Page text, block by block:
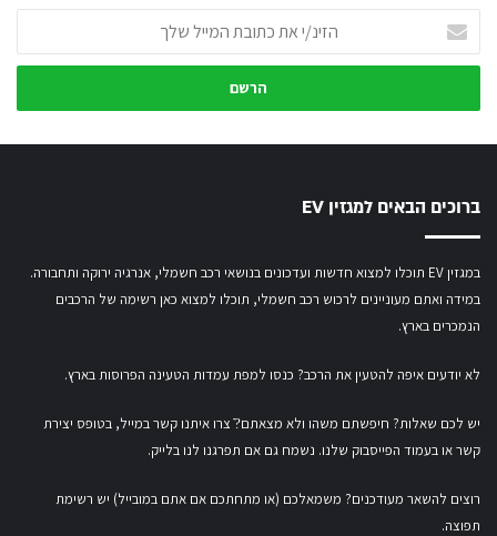
את
כתובת
שלך
ברוכים הבאים למגזין EV
במגזין EV תוכלו למצוא חדשות ועדכונים בנושאי רכב חשמלי, אנרגיה ירוקה ותחבורה.
במידה ואתם מעוניינים לרכוש רכב חשמלי, תוכלו למצוא כאן רשימה של הרכבים
הנמכרים בארץ.
לא יודעים איפה להטעין את הרכב? כנסו למפת עמדות הטעינה הפרוסות בארץ.
יש לכם שאלות? חיפשתם משהו ולא מצאתם?ֿ צרו איתנו קשר במייל, בטופס יצירת
קשראובעמוד הפייסבוק שלנו. נשמח גם אם תפרגנו לנו בלייק.
רוצים להשאר מעודכנים? משמאלכם (או מתחתכם אם אתם במובייל) יש רשימת
תפוצה.